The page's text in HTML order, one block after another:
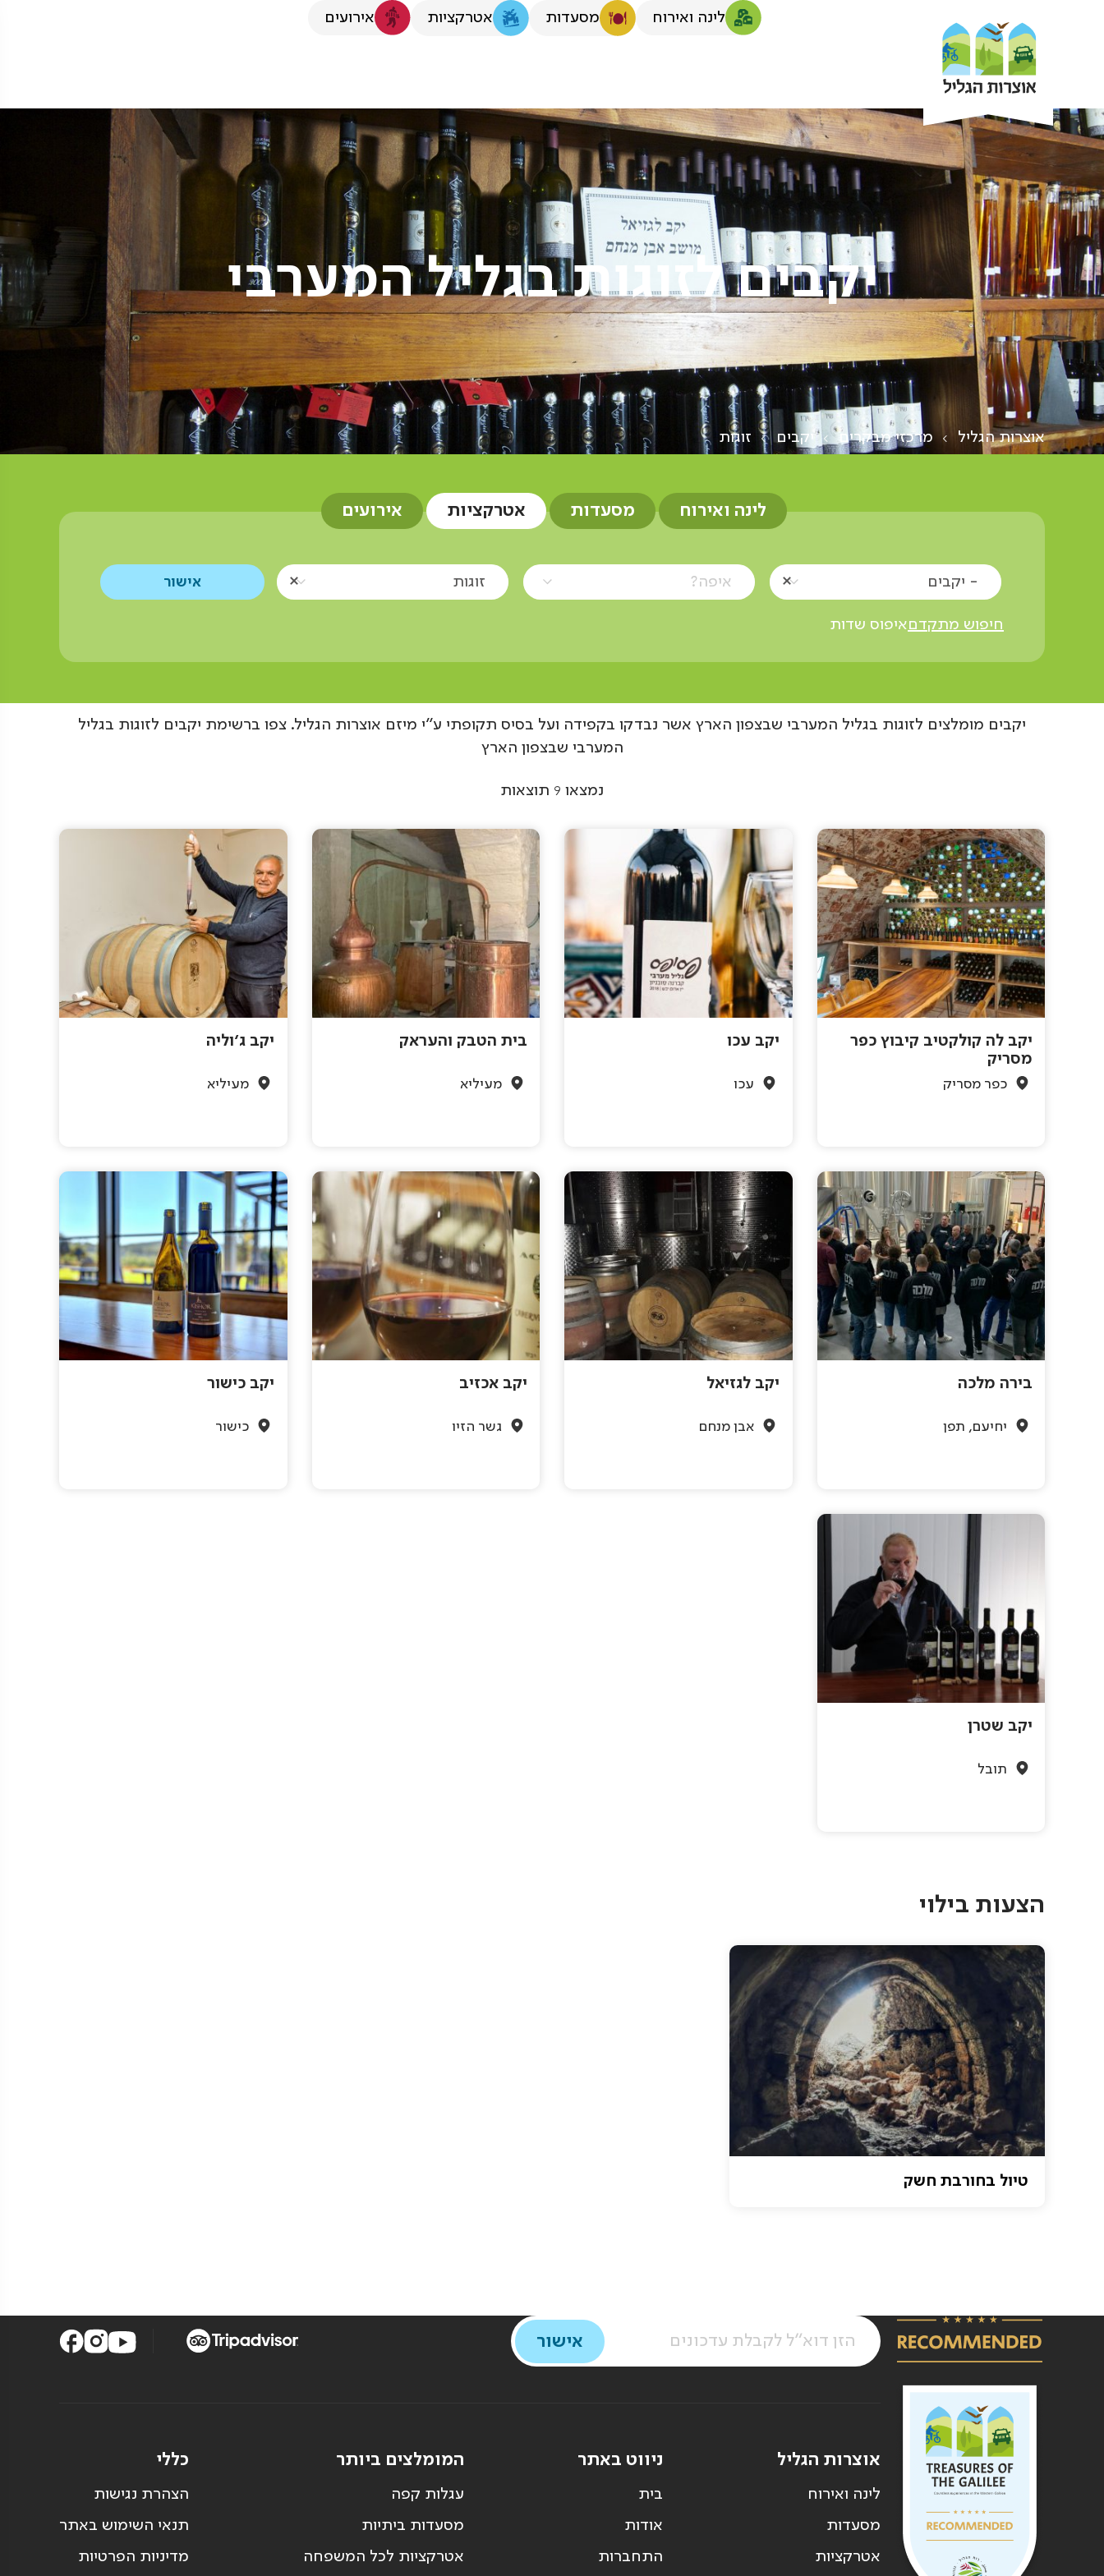
לינה ואירוח מסעדות אטרקציות אירועים
יקבים לזוגות בגליל המערבי
אוצרות הגליל מרכזי מבקרים יקבים זוגות
לינה ואירוח מסעדות אטרקציות אירועים
- יקבים איפה? זוגות
חיפוש מתקדםאיפוס שדות
יקבים מומלצים לזוגות בגליל המערבי שבצפון הארץ אשר נבדקו בקפידה ועל בסיס תקופתי ע"י מיזם אוצרות הגליל. צפו ברשימת יקבים לזוגות בגליל
המערבי שבצפון הארץ
נמצאו 9 תוצאות
יקב לה קולקטיב קיבוץ כפר
מסריק
כפר מסריק
יקב עכו
עכו
בית הטבק והעראק
מעיליא
יקב ג'וליה
מעיליא
בירה מלכה
יחיעם, תפן
יקב לגזיאל
אבן מנחם
יקב אכזיב
גשר הזיו
יקב כישור
כישור
יקב שטרן
תובל
הצעות בילוי
טיול בחורבת חשק
אוצרות הגליל
לינה ואירוח
מסעדות
אטרקציות
ניווט באתר
בית
אודות
התחברות
המומלצים ביותר
עגלות קפה
מסעדות ביתיות
אטרקציות לכל המשפחה
כללי
הצהרת נגישות
תנאי השימוש באתר
מדיניות הפרטיות